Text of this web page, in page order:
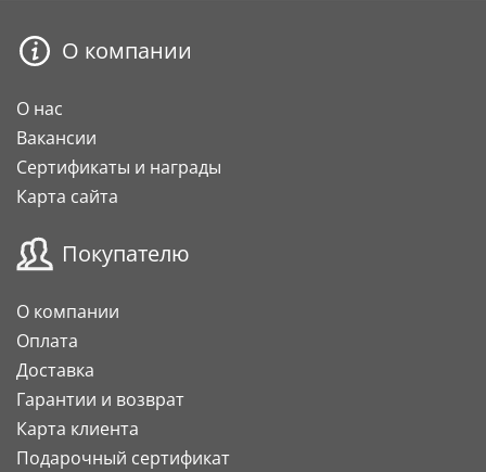
О компании
О нас
Вакансии
Сертификаты и награды
Карта сайта
Покупателю
О компании
Оплата
Доставка
Гарантии и возврат
Карта клиента
Подарочный сертификат